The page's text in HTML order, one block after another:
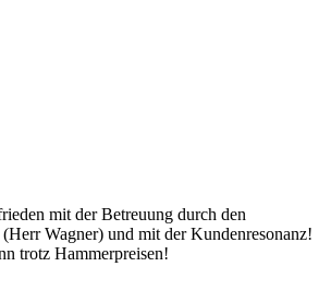
mit der Betreuung durch den
Wagner) und mit der Kundenresonanz!
trotz Hammerpreisen!